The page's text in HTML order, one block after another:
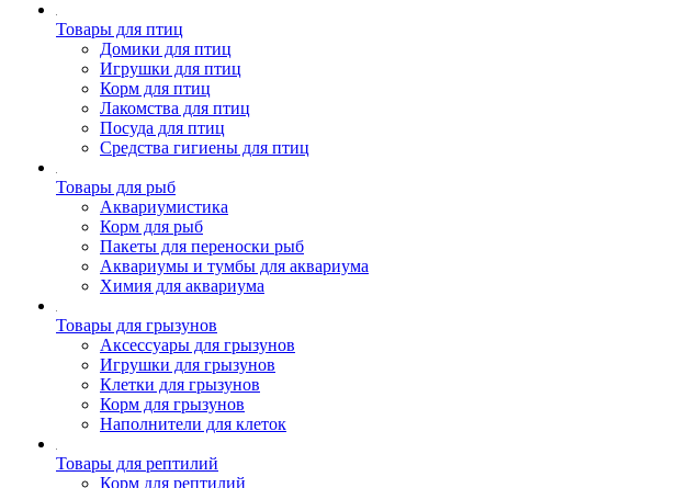
Товары для птиц
Домики для птиц
Игрушки для птиц
Корм для птиц
Лакомства для птиц
Посуда для птиц
Средства гигиены для птиц
Товары для рыб
Аквариумистика
Корм для рыб
Пакеты для переноски рыб
Аквариумы и тумбы для аквариума
Химия для аквариума
Товары для грызунов
Аксессуары для грызунов
Игрушки для грызунов
Клетки для грызунов
Корм для грызунов
Наполнители для клеток
Товары для рептилий
Корм для рептилий